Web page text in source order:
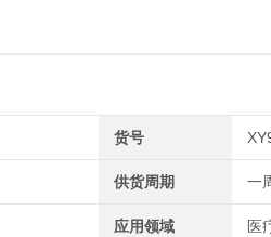
货号
供货周期 一
应用领域 医